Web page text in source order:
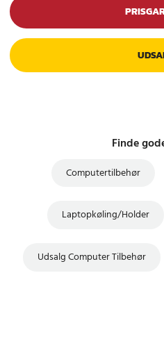
Finde
Computertilbehør
Laptopkøling/Holder
Udsalg Computer Tilbehør